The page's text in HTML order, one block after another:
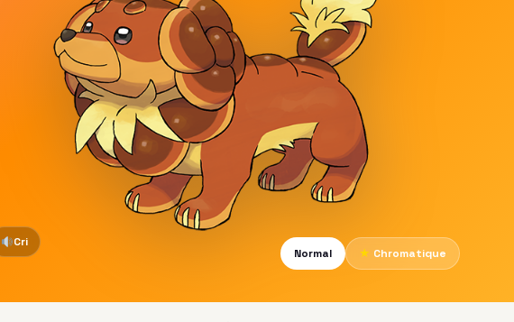
Cri
Normal
★ Chromatique